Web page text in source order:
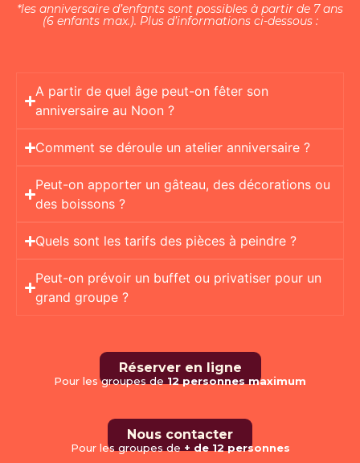
*les anniversaire d’enfants sont possibles à partir de 7 ans
(6 enfants max.). Plus d’informations ci-dessous :
A partir de quel âge peut-on fêter son
anniversaire au Noon ?
Comment se déroule un atelier anniversaire ?
Peut-on apporter un gâteau, des décorations ou
des boissons ?
Quels sont les tarifs des pièces à peindre ?
Peut-on prévoir un buffet ou privatiser pour un
grand groupe ?
Réserver en ligne
Pour les groupes de 12 personnes maximum
Nous contacter
Pour les groupes de + de 12 personnes